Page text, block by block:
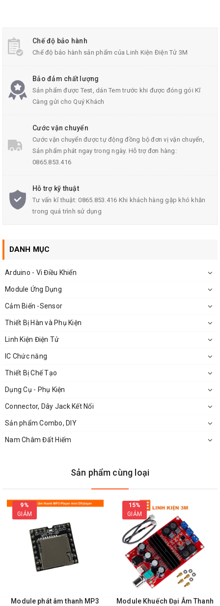
Thông Số KỸ Thuật:
Điện áp hoạt động: 2.5V - 5V (Max 5.5V)
Công xuất khuếch đại: 2x3W
kích thước bảng mạch 50 * 44 * 22mm
Ứng Dụng:
Dùng làm mạch loa mini nghe nhạc.
Dùng làm mạch loa cho laptop điện thoại.
Dùng làm mạch nghiên cứu thực hành điện tử.
Module Khuếch Đại Audio PM2038 2x5W 5V
Tham Khảo Thêm các Sản Phẩm Mạch Audio tai
Chế độ bảo hành
Chế độ bảo hành sản phẩm của Linh Kiện Điện Tử 3M
Bảo đảm chất lượng
Sản phẩm được Test, dán Tem trước khi được đóng gói Kĩ
Càng gửi cho Quý Khách
Cước vận chuyển
Cước vận chuyển được tự động đồng bộ đơn vị vận chuyển,
Sản phẩm phát ngay trong ngày. Hỗ trợ đơn hàng:
0865.853.416
Hỗ trợ kỹ thuật
Tư vấn kĩ thuật: 0865.853.416 Khi khách hàng gặp khó khăn
trong quá trình sử dụng
DANH MỤC
Arduino - Vi Điều Khiển
Module Ứng Dụng
Cảm Biến -Sensor
Thiết Bị Hàn và Phụ Kiện
Linh Kiện Điện Tử
IC Chức năng
Thiết Bị Chế Tạo
Dụng Cụ - Phụ Kiện
Connector, Dây Jack Kết Nối
Sản phẩm Combo, DIY
Nam Châm Đất Hiếm
Sản phẩm cùng loại
9%
GIẢM
Module phát âm thanh MP3
15%
GIẢM
Module Khuếch Đại Âm Thanh